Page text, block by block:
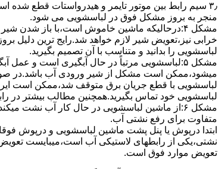
۳٫ ﺳﯿﻢ راﺑﻂ ﺑﯿﻦ ﻣﻮﺗﻮر ﺗﺎﯾﻤﺮ و ﻫﯿﺪرواﺳﺘﺎت ﻗﻄﻊ
ﻣﻨﺠﺮ ﺑﻪ ﺑﺮوز مشکل ﻓﻮق در لباسشویی می شود.
مشکل ۴:درحالیکه ﻣﺎﺷﯿﻦ ﺧﺎﻣﻮش اﺳﺖ،ﺑﺎ ﺑﺎز
خرابی نیز،تعویض شیر لازم خواهد شد.رایج ترین دلیل
لباسشویی را بدانید و متناسب با آن تصمیم بگیرید.
مشکل ۵:لباسشویی مرتباً در ﺣﺎل آﺑﮕﯿﺮی اﺳﺖ و
میشود،ممکن است مشکل از شیر ورودی آب باشد.در
لباسشویی با قطع جریان برق متوقف شد،ممکن است
لباسشویی خود تماس بگیرید.همچنین مطالب بیشتر در
مشکل ۶:از ﻣﺎﺷﯿﻦ لباسشویی در ﺣﺎل ﮐﺎر آب ﻧﺸﺖ
متفاوت برای رفع نشتی آب.
ابتدا درپوش یا پنل ﭘﺸﺖ ﻣﺎﺷﯿﻦ لباسشویی و درپوش
نشتی،ﯾﮑﯽ از رابطهای ﻻﺳﺘﯿﮑﯽ آب اﺳﺖ،میبایست
ﺗﻌﻮﯾﺾ ﻣﻮارد ﻓﻮق اﺳﺖ.